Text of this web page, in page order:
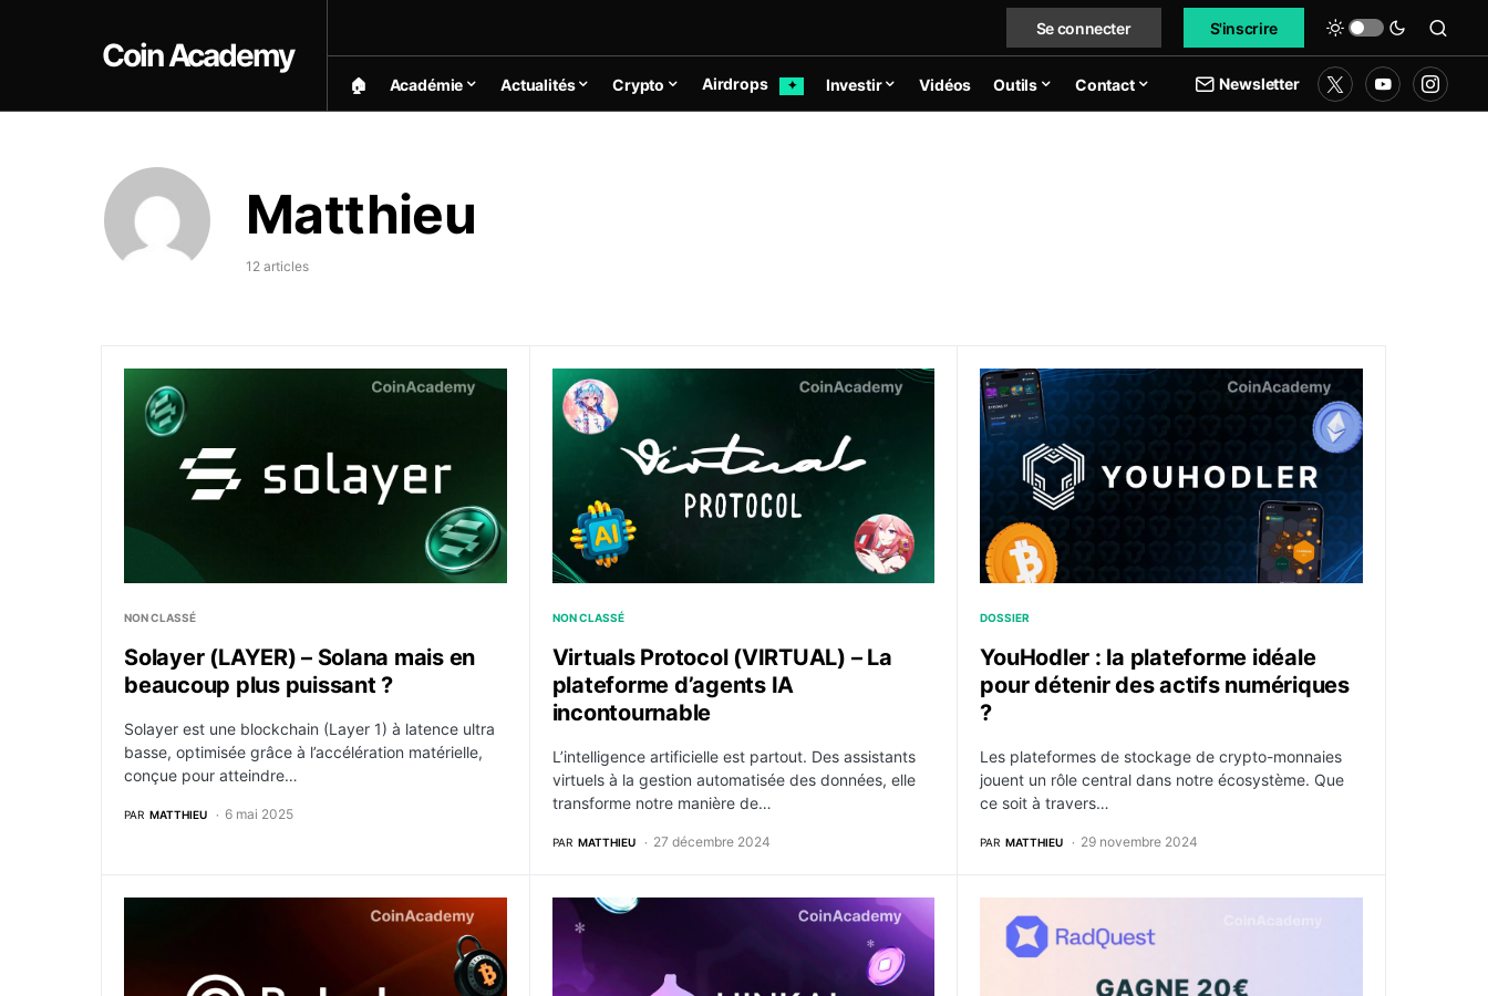
Coin Academy
Se connecter S'inscrire
🏠︎ Académie Actualités Crypto Airdrops ✦ Investir Vidéos Outils Contact Newsletter
Matthieu
12 articles
Solayer (LAYER) – Solana mais en beaucoup plus puissant ?
NON CLASSÉ
Solayer (LAYER) – Solana mais en
beaucoup plus puissant ?
Solayer est une blockchain (Layer 1) à latence ultra
basse, optimisée grâce à l’accélération matérielle,
conçue pour atteindre…
PAR MATTHIEU 6 mai 2025
Virtuals Protocol (VIRTUAL) – La plateforme d’agents IA incontournable
NON CLASSÉ
Virtuals Protocol (VIRTUAL) – La
plateforme d’agents IA
incontournable
L’intelligence artificielle est partout. Des assistants
virtuels à la gestion automatisée des données, elle
transforme notre manière de…
PAR MATTHIEU 27 décembre 2024
YouHodler : la plateforme idéale pour détenir des actifs
DOSSIER
YouHodler : la plateforme idéale
pour détenir des actifs numériques
?
Les plateformes de stockage de crypto-monnaies
jouent un rôle central dans notre écosystème. Que
ce soit à travers…
PAR MATTHIEU 29 novembre 2024
Babylon – futur pionnier de la sécurité partagée sur le Bitcoin ?Hinkal – L’avenir de la confidentialité on-chain RadQuest : Testez l’écosystème Radix et gagnez des